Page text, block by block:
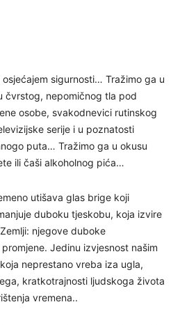
sigurnosti… Tražimo ga u
čvrstog, nepomičnog tla pod
osobe, svakodnevici rutinskog
serije i u poznatosti
puta… Tražimo ga u okusu
ili čaši alkoholnog pića…
utišava glas brige koji
duboku tjeskobu, koja izvire
njegove duboke
Jedinu izvjesnost našim
neprestano vreba iza ugla,
kratkotrajnosti ljudskoga života
vremena..